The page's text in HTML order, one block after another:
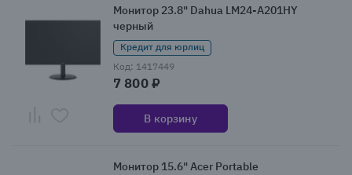
Монитор 23.8" Dahua LM24-A201HY
черный
Кредит для юрлиц
Код: 1417449
7 800 ₽
В корзину
Монитор 15.6" Acer Portable